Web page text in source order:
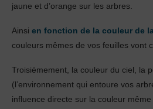
jaune et d’orange sur les arbres.
Ainsi en fonction de la couleur de
couleurs mêmes de vos feuilles vont
Troisièmement, la couleur du ciel, la
(l’environnement qui entoure vos
influence directe sur la couleur même